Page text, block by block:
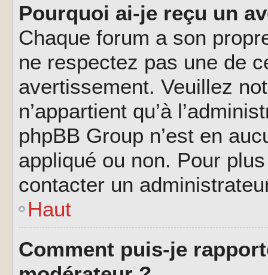
Pourquoi ai-je reçu un
Chaque forum a son
ne respectez pas une de
avertissement. Veuillez
n’appartient qu’à
phpBB Group n’est en
appliqué ou non. Pour
contacter un
Haut
Comment puis-je